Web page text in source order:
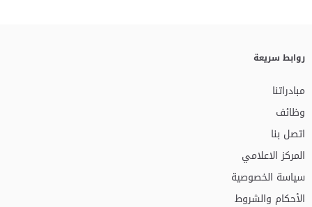
روابط سريعة
مبادراتنا
وظائف
اتصل بنا
المركز الاعلامي
سياسة الخصوصية
الأحكام والشروط